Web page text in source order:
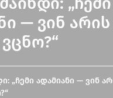
— ვინ
„ჩემი ადამიანი — ვინ